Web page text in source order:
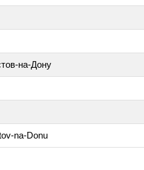
на-Дону
na-Donu